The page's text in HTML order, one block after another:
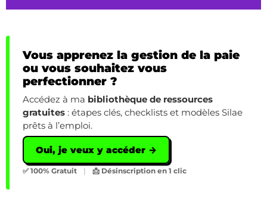
Vous apprenez la gestion de la paie
ou vous souhaitez vous
perfectionner ?
Accédez à ma bibliothèque de ressources
gratuites : étapes clés, checklists et modèles Silae
prêts à l’emploi.
Oui, je veux y accéder →
✅ 100% Gratuit | 📩 Désinscription en 1 clic